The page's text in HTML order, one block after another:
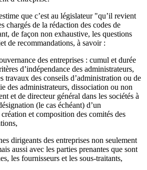
que c’est au législateur "qu’il revient
chargés de la rédaction des codes de
de façon non exhaustive, les questions
de recommandations, à savoir :
des entreprises : cumul et durée
d’indépendance des administrateurs,
travaux des conseils d’administration ou de
des administrateurs, dissociation ou non
et de directeur général dans les sociétés à
(le cas échéant) d’un
et composition des comités des
dirigeants des entreprises non seulement
aussi avec les parties prenantes que sont
les fournisseurs et les sous-traitants,